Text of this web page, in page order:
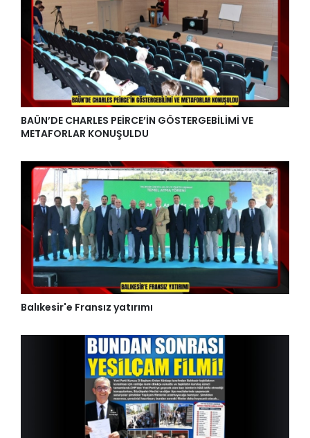
BAÜN’DE CHARLES PEİRCE’İN GÖSTERGEBİLİMİ VE
METAFORLAR KONUŞULDU
Balıkesir'e Fransız yatırımı